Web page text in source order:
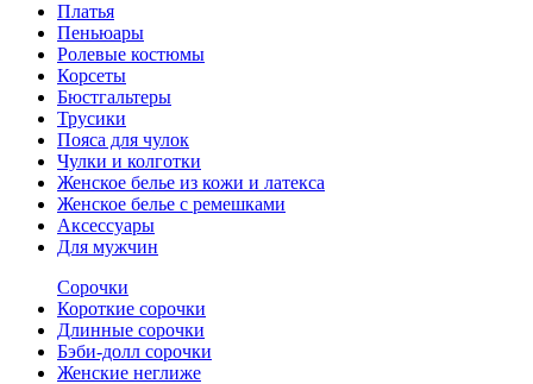
Платья
Пеньюары
Ролевые костюмы
Корсеты
Бюстгальтеры
Трусики
Пояса для чулок
Чулки и колготки
Женское белье из кожи и латекса
Женское белье с ремешками
Аксессуары
Для мужчин
Сорочки
Короткие сорочки
Длинные сорочки
Бэби-долл сорочки
Женские неглиже